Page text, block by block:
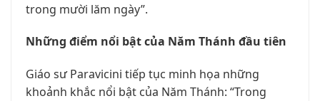
trong mười lăm ngày”.
Những điểm nổi bật của Năm Thánh đầu tiên
Giáo sư Paravicini tiếp tục minh họa những
khoảnh khắc nổi bật của Năm Thánh: “Trong